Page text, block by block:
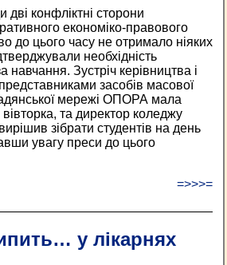
дві конфліктні сторони
економіко-правового
до цього часу не отримало ніяких
необхідність
навчання. Зустріч керівництва і
засобів масової
мережі ОПОРА мала
та директор коледжу
зібрати студентів на день
увагу преси до цього
=>>>=
у лікарнях